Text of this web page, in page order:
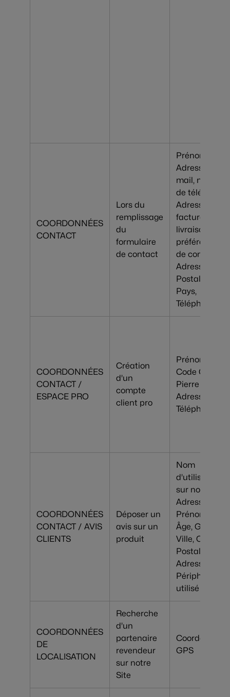
COORDONNÉES
CONTACT
Lors du
remplissage
du
formulaire
de contact
Prénom,
Adresse e-
mail, numéro
de téléphone,
Adresse
facturation &
livraison
préférée, Type
de contact,
Adresse,
Postal, Ville,
Pays,
Téléphone
COORDONNÉES
CONTACT /
ESPACE PRO
Création
d'un
compte
client pro
Prénom,
Code Client
Pierre
Adresse
Téléphone
COORDONNÉES
CONTACT / AVIS
CLIENTS
Déposer un
avis sur un
produit
Nom
d'utilisateur
sur notre Site,
Adresse
Prénom,
Âge, Genre,
Ville, Code
Postal, Pays,
Adresse IP,
Périphérique
utilisé
COORDONNÉES
DE
LOCALISATION
Recherche
d'un
partenaire
revendeur
sur notre
Site
Coordonnées
GPS